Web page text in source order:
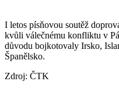
I letos písňovou soutěž
kvůli válečnému konfliktu v
důvodu bojkotovaly Irsko,
Španělsko.
Zdroj: ČTK